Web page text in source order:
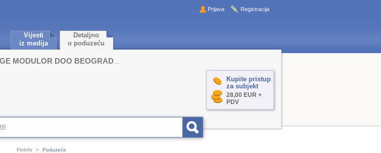
Vijesti
iz medija
Detaljno
o poduzeću
Prijava Registracija
Kupite pristup
za subjekt
28,00 EUR +
PDV
PREDUZEĆE ZA PROIZVODNJU,TRGOVINU I USLUGE MODULOR DOO BEOGRAD (ZEMUN)
Fininfo > Poduzeće